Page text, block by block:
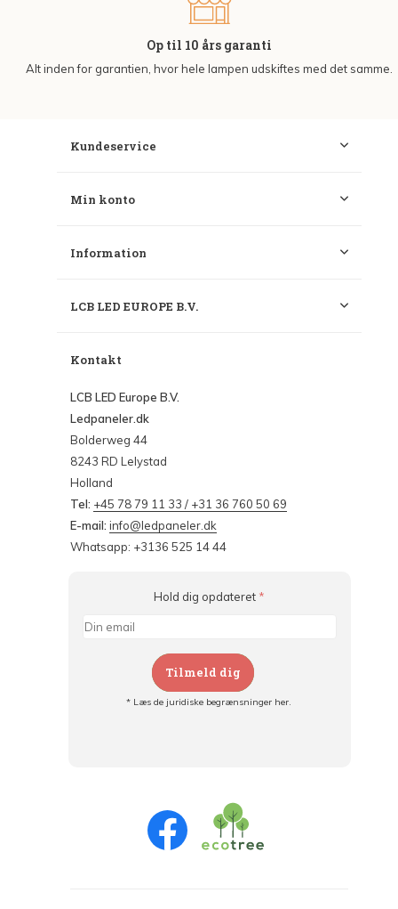
Op til 10 års garanti
Alt inden for garantien, hvor hele lampen udskiftes med det samme.
Kundeservice
Min konto
Information
LCB LED EUROPE B.V.
Kontakt
LCB LED Europe B.V.
Ledpaneler.dk
Bolderweg 44
8243 RD Lelystad
Holland
Tel: +45 78 79 11 33 / +31 36 760 50 69
E-mail: info@ledpaneler.dk
Whatsapp: +3136 525 14 44
Hold dig opdateret *
Tilmeld dig
* Læs de juridiske begrænsninger her.